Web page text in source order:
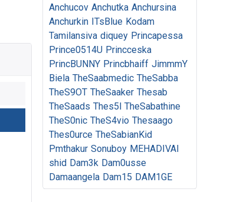
Anchucov Anchutka Anchursina
Anchurkin ITsBlue Kodam
Tamilansiva diquey Princapessa
Prince0514U Princceska
PrincBUNNY Princbhaiff JimmmY
Biela TheSaabmedic TheSabba
TheS9OT TheSaaker Thesab
TheSaads Thes5l TheSabathine
TheS0nic TheS4vio Thesaago
Thes0urce TheSabianKid
Pmthakur Sonuboy MEHADIVAI
shid Dam3k Dam0usse
Damaangela Dam15 DAM1GE